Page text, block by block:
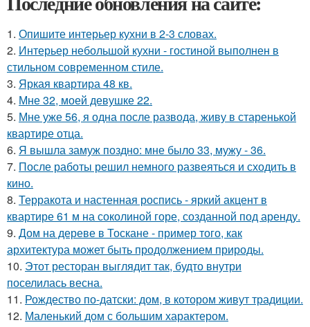
1. Опишите интерьер кухни в 2-3 словах.
2. Интерьер небольшой кухни - гостиной выполнен в
стильном современном стиле.
3. Яркая квартира 48 кв.
4. Мне 32, моей девушке 22.
5. Мне уже 56, я одна после развода, живу в старенькой
квартире отца.
6. Я вышла замуж поздно: мне было 33, мужу - 36.
7. После работы решил немного развеяться и сходить в
кино.
8. Терракота и настенная роспись - яркий акцент в
квартире 61 м на соколиной горе, созданной под аренду.
9. Дом на дереве в Тоскане - пример того, как
архитектура может быть продолжением природы.
10. Этот ресторан выглядит так, будто внутри
поселилась весна.
11. Рождество по-датски: дом, в котором живут традиции.
12. Маленький дом с большим характером.